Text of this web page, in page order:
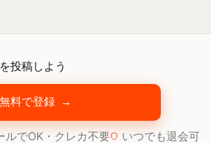
投稿しよう
無料で登録 →
ルでOK・クレカ不要
いつでも退会可